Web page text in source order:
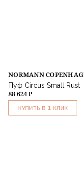
NORMANN
Пуф Circus Small Rust
88 624 ₽
КУПИТЬ В 1 КЛИК